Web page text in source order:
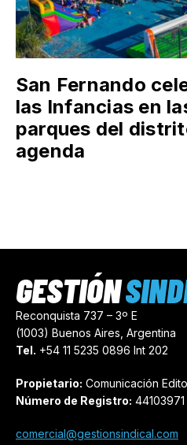
San Fernando
las Infancias en
parques del
agenda
Reconquista 737 – 3º E
(1003) Buenos Aires, Argentina
Tel. +54 11 5235 0896 Int 202
Propietario: Comunicación
Número de Registro: 44103971
comercial@gestionsindical.com
GESTIÓN